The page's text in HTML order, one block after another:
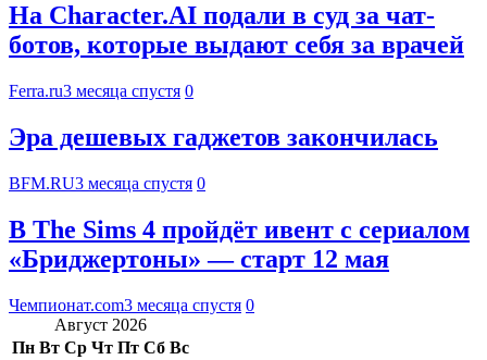
На Character.AI подали в суд за чат-
ботов, которые выдают себя за врачей
Ferra.ru3 месяца спустя 0
Эра дешевых гаджетов закончилась
BFM.RU3 месяца спустя 0
В The Sims 4 пройдёт ивент с сериалом
«Бриджертоны» — старт 12 мая
Чемпионат.com3 месяца спустя 0
Август 2026
Пн Вт Ср Чт Пт Сб Вс